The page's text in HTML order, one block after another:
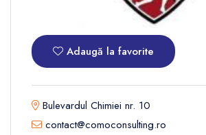
Adaugă la favorite
Bulevardul Chimiei nr. 10
contact@comoconsulting.ro